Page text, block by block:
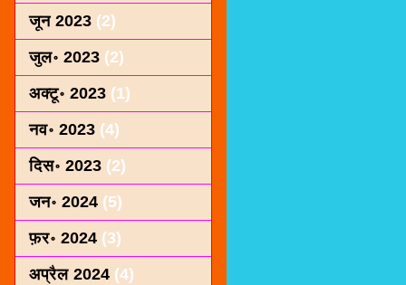
जून 2023 (2)
जुल॰ 2023 (2)
अक्टू॰ 2023 (1)
नव॰ 2023 (4)
दिस॰ 2023 (2)
जन॰ 2024 (5)
फ़र॰ 2024 (3)
अप्रैल 2024 (4)